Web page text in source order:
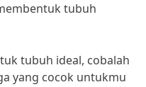
tubuh
tubuh ideal, cobalah
yang cocok untukmu